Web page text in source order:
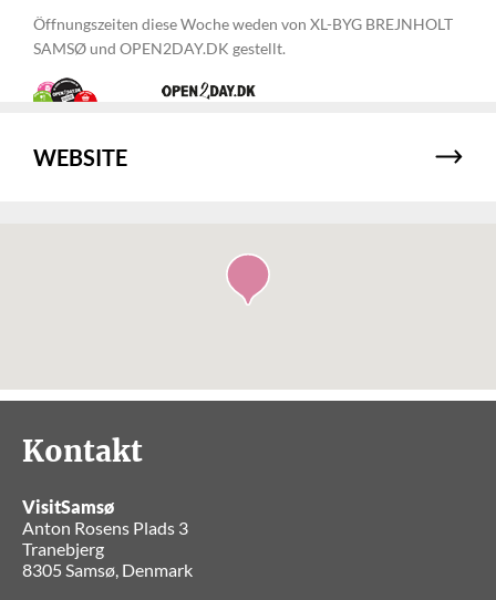
Öffnungszeiten diese Woche weden von XL-BYG BREJNHOLT
SAMSØ und OPEN2DAY.DK gestellt.
WEBSITE
Kontakt
VisitSamsø
Anton Rosens Plads 3
Tranebjerg
8305 Samsø, Denmark